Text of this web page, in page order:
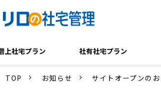
上社宅プラン 社有社宅プラン
TOP お知らせ サイトオープンの